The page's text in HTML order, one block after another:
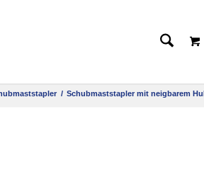
/ Schubmaststapler mit neigbarem